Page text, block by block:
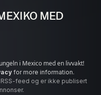
MED
i Mexico med en livvakt!
for more information.
feed og er ikke publisert